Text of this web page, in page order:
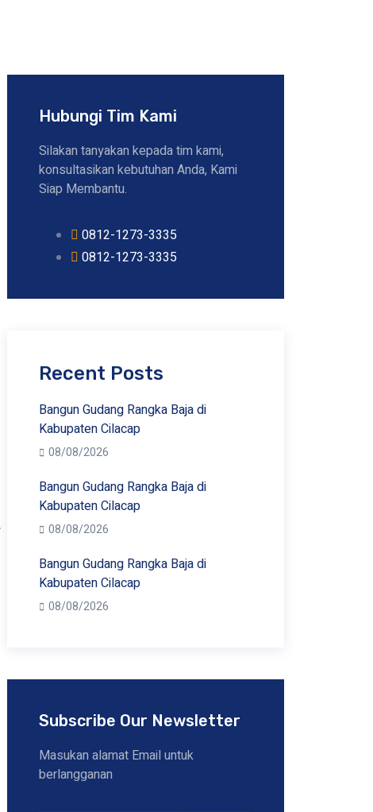
Hubungi Tim Kami
Silakan tanyakan kepada tim kami,
konsultasikan kebutuhan Anda, Kami
Siap Membantu.
0812-1273-3335
0812-1273-3335
Recent Posts
Bangun Gudang Rangka Baja di
Kabupaten Cilacap
08/08/2026
Bangun Gudang Rangka Baja di
Kabupaten Cilacap
08/08/2026
Bangun Gudang Rangka Baja di
Kabupaten Cilacap
08/08/2026
Subscribe Our Newsletter
Masukan alamat Email untuk
berlangganan